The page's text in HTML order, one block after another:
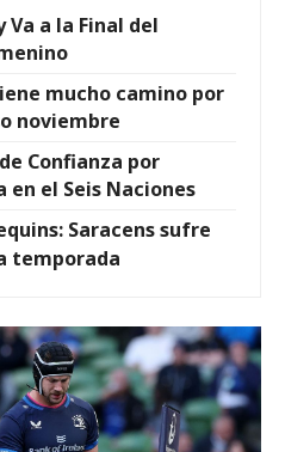
Va a la Final del
mucho camino por
noviembre
Confianza por
el Seis Naciones
Saracens sufre
temporada